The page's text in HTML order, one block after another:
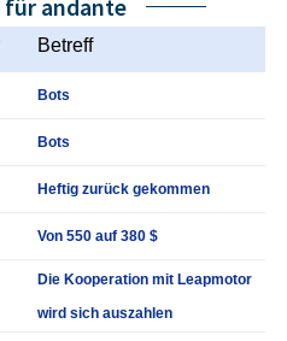
für andante
Betreff
Bots
Bots
Heftig zurück gekommen
Von 550 auf 380 $
Die Kooperation mit Leapmotor
wird sich auszahlen